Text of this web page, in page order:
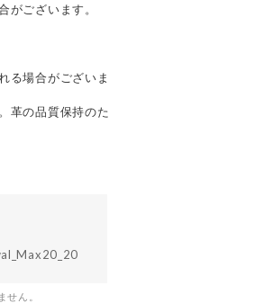
がございます。
る場合がございま
革の品質保持のた
ん。